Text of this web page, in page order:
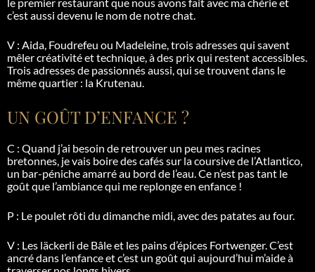
c’est aussi devenu le nom de notre chat.
V : Aida, Foudrefeu ou Madeleine, trois adresses qui savent
mêler créativité et technique, à des prix qui restent accessibles.
Trois adresses de passionnés aussi, qui se trouvent dans le
même quartier : la Krutenau.
UN GOÛT D’ENFANCE ?
C : Quand j’ai besoin de retrouver un peu mes racines
bretonnes, je vais boire des cafés sur la coursive de l’Atlantico,
un bar-pénicheamarré au bord de l’eau. Ce n’est pas tant le
goût que l’ambiance qui me replonge en enfance !
P : Le poulet rôti du dimanche midi, avec des patates au four.
V : Les läckerli de Bâle et les pains d’épices Fortwenger. C’est
ancré dans l’enfance et c’est un goût qui aujourd’hui m’aide à